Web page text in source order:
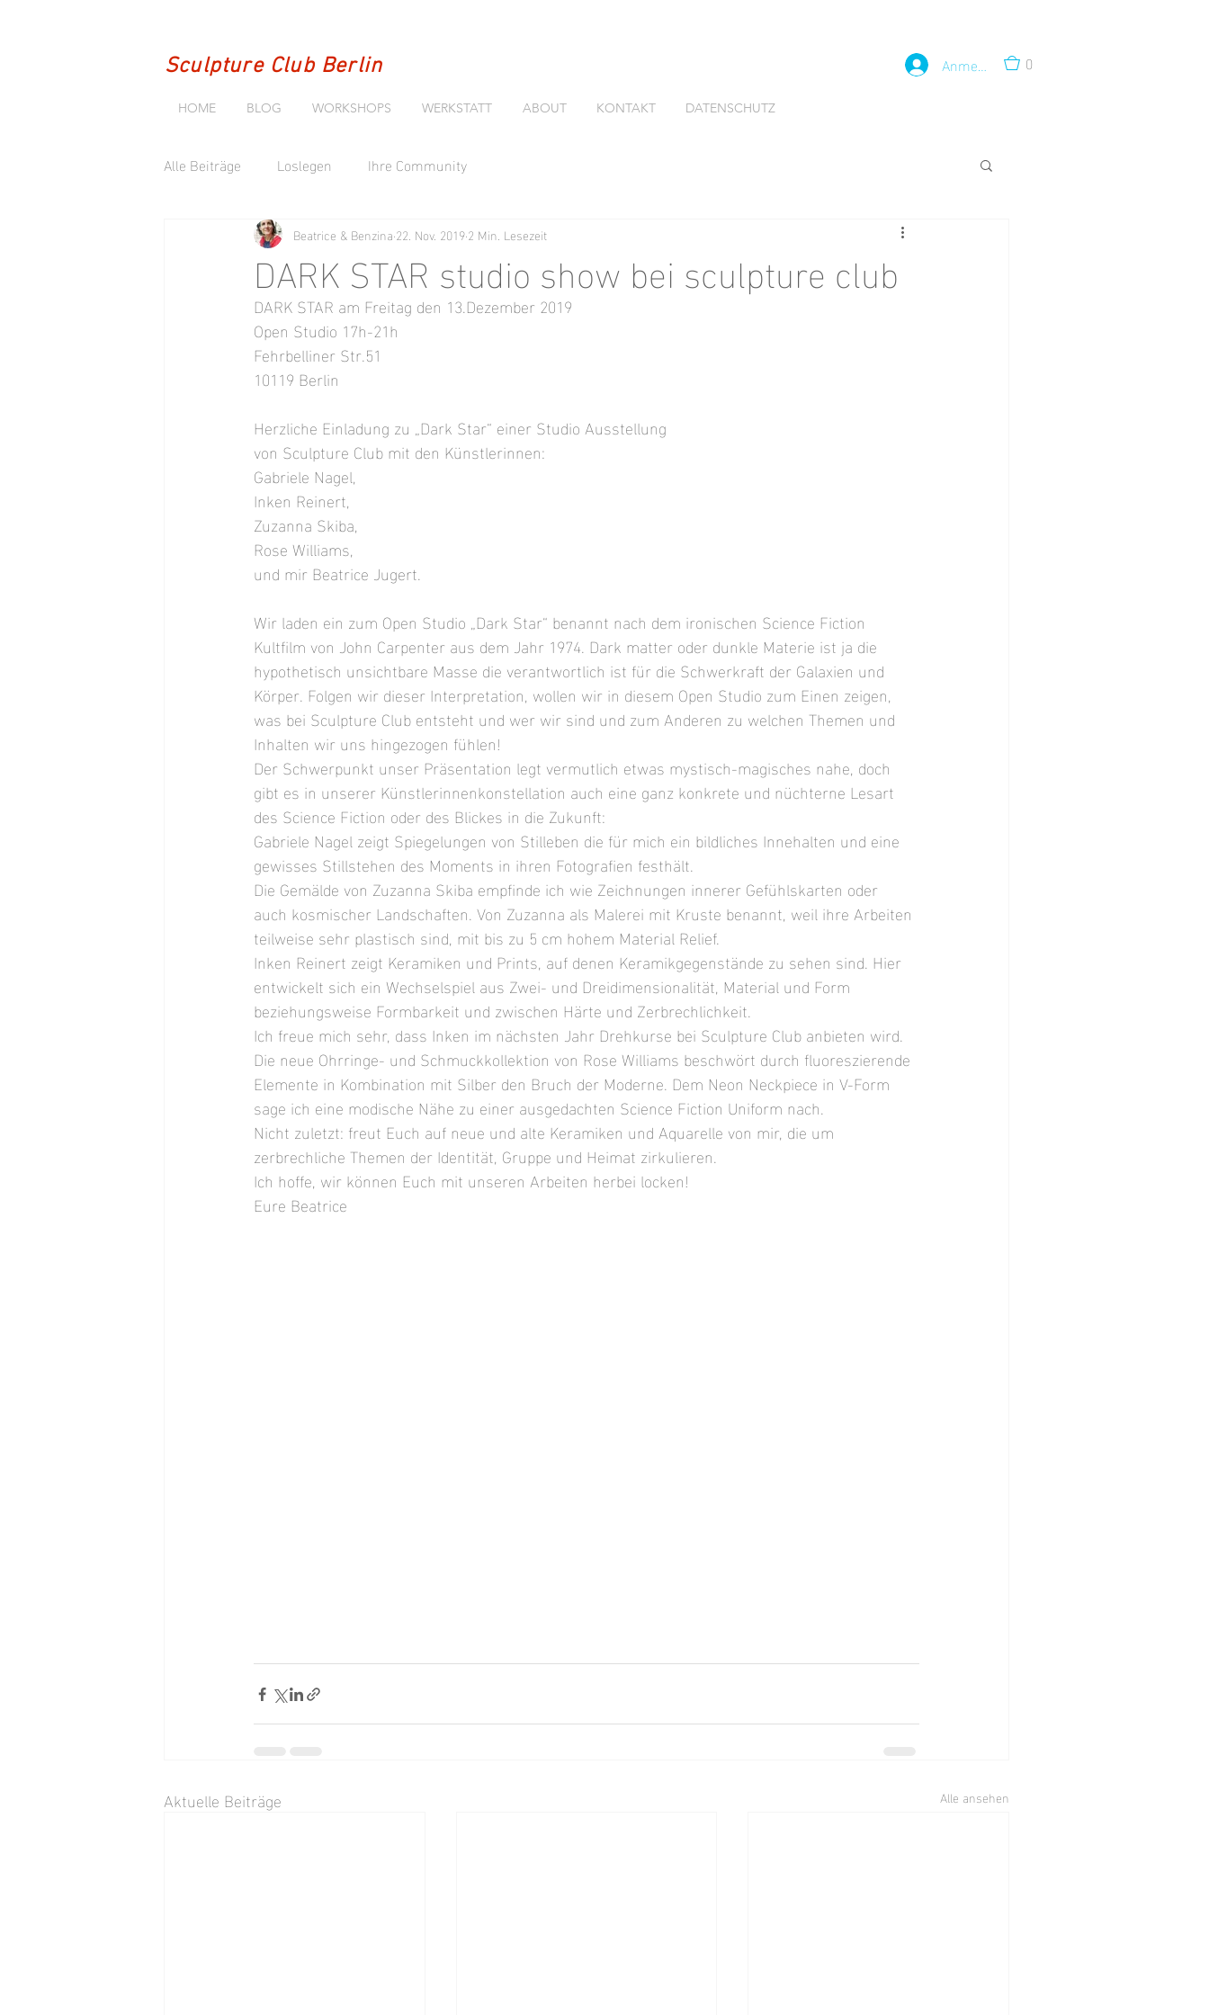
Sculpture Club Berlin Anmelden 0
HOME BLOG WORKSHOPS WERKSTATT ABOUT KONTAKT DATENSCHUTZ
Alle Beiträge Loslegen Ihre Community
DARK STAR studio show bei sculpture club
Beatrice & Benzina 22. Nov. 20192 Min. Lesezeit
DARK STAR am Freitag den 13.Dezember 2019
Open Studio 17h-21h
Fehrbelliner Str.51
10119 Berlin
Herzliche Einladung zu „Dark Star“ einer Studio Ausstellung
von Sculpture Club mit den Künstlerinnen:
Gabriele Nagel,
Inken Reinert,
Zuzanna Skiba,
Rose Williams,
und mir Beatrice Jugert.
Wir laden ein zum Open Studio „Dark Star“ benannt nach dem ironischen Science Fiction
Kultfilm von John Carpenter aus dem Jahr 1974. Dark matter oder dunkle Materie ist ja die
hypothetisch unsichtbare Masse die verantwortlich ist für die Schwerkraft der Galaxien und
Körper. Folgen wir dieser Interpretation, wollen wir in diesem Open Studio zum Einen zeigen,
was bei Sculpture Club entsteht und wer wir sind und zum Anderen zu welchen Themen und
Inhalten wir uns hingezogen fühlen!
Der Schwerpunkt unser Präsentation legt vermutlich etwas mystisch-magisches nahe, doch
gibt es in unserer Künstlerinnenkonstellation auch eine ganz konkrete und nüchterne Lesart
des Science Fiction oder des Blickes in die Zukunft:
Gabriele Nagel zeigt Spiegelungen von Stilleben die für mich ein bildliches Innehalten und eine
gewisses Stillstehen des Moments in ihren Fotografien festhält.
Die Gemälde von Zuzanna Skiba empfinde ich wie Zeichnungen innerer Gefühlskarten oder
auch kosmischer Landschaften. Von Zuzanna als Malerei mit Kruste benannt, weil ihre Arbeiten
teilweise sehr plastisch sind, mit bis zu 5 cm hohem Material Relief.
Inken Reinert zeigt Keramiken und Prints, auf denen Keramikgegenstände zu sehen sind. Hier
entwickelt sich ein Wechselspiel aus Zwei- und Dreidimensionalität, Material und Form
beziehungsweise Formbarkeit und zwischen Härte und Zerbrechlichkeit.
Ich freue mich sehr, dass Inken im nächsten Jahr Drehkurse bei Sculpture Club anbieten wird.
Die neue Ohrringe- und Schmuckkollektion von Rose Williams beschwört durch fluoreszierende
Elemente in Kombination mit Silber den Bruch der Moderne. Dem Neon Neckpiece in V-Form
sage ich eine modische Nähe zu einer ausgedachten Science Fiction Uniform nach.
Nicht zuletzt: freut Euch auf neue und alte Keramiken und Aquarelle von mir, die um
zerbrechliche Themen der Identität, Gruppe und Heimat zirkulieren.
Ich hoffe, wir können Euch mit unseren Arbeiten herbei locken!
Eure Beatrice
Aktuelle Beiträge Alle ansehen